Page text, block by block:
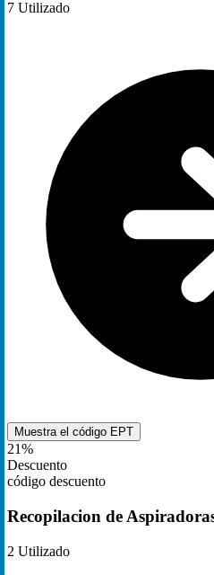
7 Utilizado
Muestra el código EPT
21%
Descuento
código descuento
Recopilacion de
2 Utilizado